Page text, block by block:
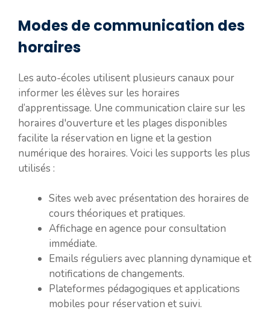
Modes de communication des
horaires
Les auto-écoles utilisent plusieurs canaux pour
informer les élèves sur les horaires
d’apprentissage. Une communication claire sur les
horaires d'ouverture et les plages disponibles
facilite la réservation en ligne et la gestion
numérique des horaires. Voici les supports les plus
utilisés :
Sites web avec présentation des horaires de
cours théoriques et pratiques.
Affichage en agence pour consultation
immédiate.
Emails réguliers avec planning dynamique et
notifications de changements.
Plateformes pédagogiques et applications
mobiles pour réservation et suivi.